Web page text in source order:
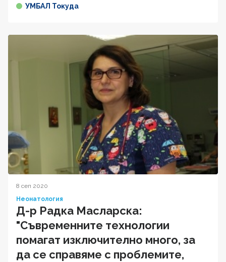
УМБАЛ Токуда
8 сеп 2020
Неонатология
Д-р Радка Масларска:
"Съвременните технологии
помагат изключително много, за
да се справяме с проблемите,